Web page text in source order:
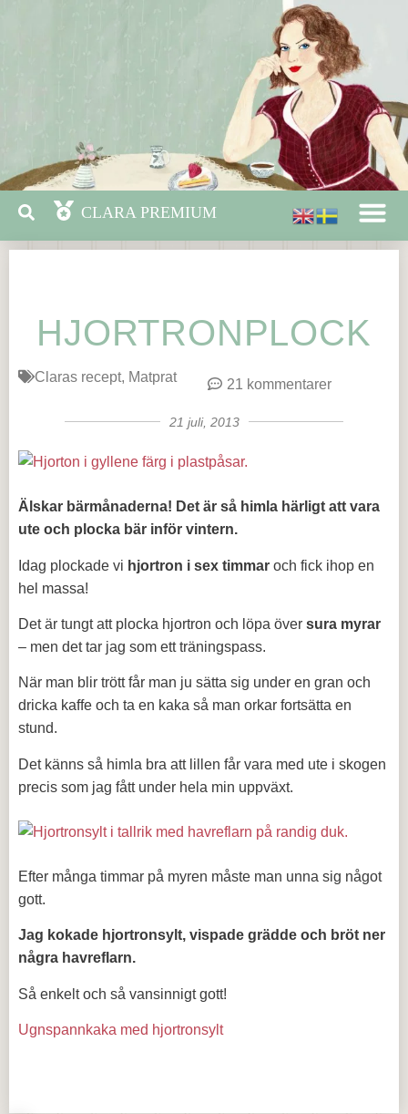
HJORTRONPLOCK
Claras recept Matprat 21 kommentarer
21 juli, 2013
Älskar bärmånaderna! Det är så himla härligt att vara
ute och plocka bär inför vintern.
Idag plockade vi hjortron i sex timmar och fick ihop en
hel massa!
Det är tungt att plocka hjortron och löpa över sura myrar
– men det tar jag som ett träningspass.
När man blir trött får man ju sätta sig under en gran och
dricka kaffe och ta en kaka så man orkar fortsätta en
stund.
Det känns så himla bra att lillen får vara med ute i skogen
precis som jag fått under hela min uppväxt.
Efter många timmar på myren måste man unna sig något
gott.
Jag kokade hjortronsylt, vispade grädde och bröt ner
några havreflarn.
Så enkelt och så vansinnigt gott!
Ugnspannkaka med hjortronsylt